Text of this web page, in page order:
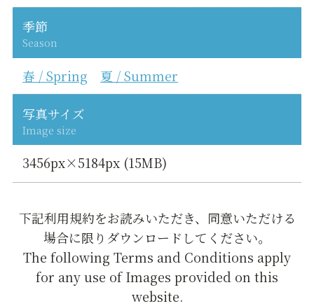
季節
Season
春 / Spring 夏 / Summer
写真サイズ
Image size
3456px×5184px (15MB)
下記利用規約をお読みいただき、同意いただける
場合に限りダウンロードしてください。
The following Terms and Conditions apply
for any use of Images provided on this
website.